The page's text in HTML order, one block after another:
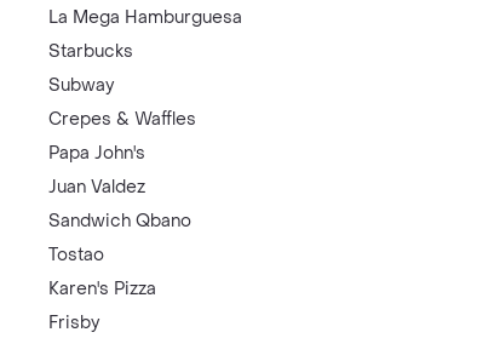
La Mega Hamburguesa
Starbucks
Subway
Crepes & Waffles
Papa John's
Juan Valdez
Sandwich Qbano
Tostao
Karen's Pizza
Frisby